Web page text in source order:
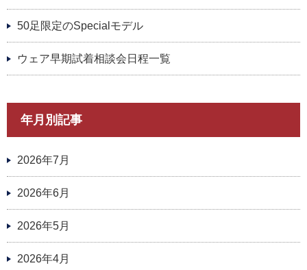
50足限定のSpecialモデル
ウェア早期試着相談会日程一覧
年月別記事
2026年7月
2026年6月
2026年5月
2026年4月